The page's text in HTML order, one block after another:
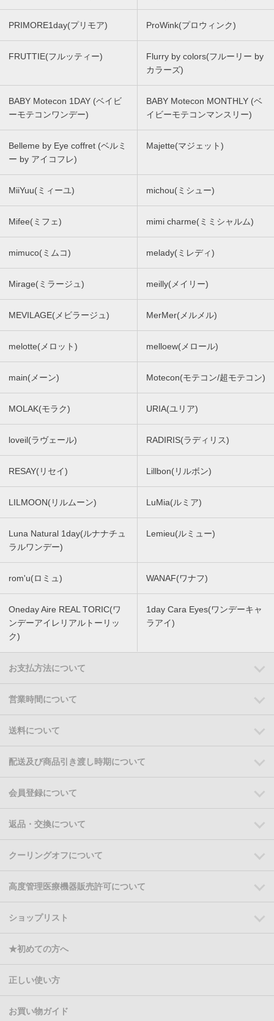
PRIMORE1day(プリモア) ProWink(プロウィンク)
FRUTTIE(フルッティー)
Flurry by colors(フルーリー by
カラーズ)
BABY Motecon 1DAY (ベイビ
ーモテコンワンデー)
BABY Motecon MONTHLY (ベ
イビーモテコンマンスリー)
Belleme by Eye coffret (ベルミ
ー by アイコフレ)
Majette(マジェット)
MiiYuu(ミィーユ) michou(ミシュー)
Mifee(ミフェ) mimi charme(ミミシャルム)
mimuco(ミムコ) melady(ミレディ)
Mirage(ミラージュ) meilly(メイリー)
MEVILAGE(メビラージュ) MerMer(メルメル)
melotte(メロット) melloew(メロール)
main(メーン) Motecon(モテコン/超モテコン)
MOLAK(モラク) URIA(ユリア)
loveil(ラヴェール) RADIRIS(ラディリス)
RESAY(リセイ) Lillbon(リルボン)
LILMOON(リルムーン) LuMia(ルミア)
Luna Natural 1day(ルナナチュ
ラルワンデー)
Lemieu(ルミュー)
rom'u(ロミュ) WANAF(ワナフ)
Oneday Aire REAL TORIC(ワ
ンデーアイレリアルトーリッ
ク)
1day Cara Eyes(ワンデーキャ
ラアイ)
お支払方法について
営業時間について
送料について
配送及び商品引き渡し時期について
会員登録について
返品・交換について
クーリングオフについて
高度管理医療機器販売許可について
ショップリスト
★初めての方へ
正しい使い方
お買い物ガイド